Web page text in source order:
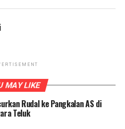
MAY LIKE
Rudal ke Pangkalan AS di
Teluk